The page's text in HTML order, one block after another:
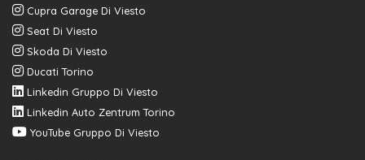
Cupra Garage Di Viesto
Seat Di Viesto
Skoda Di Viesto
Ducati Torino
Linkedin Gruppo Di Viesto
Linkedin Auto Zentrum Torino
YouTube Gruppo Di Viesto